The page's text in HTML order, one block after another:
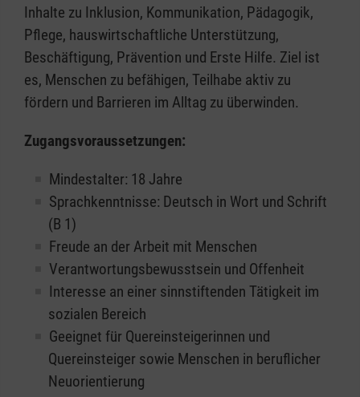
Inhalte zu Inklusion, Kommunikation, Pädagogik,
Pflege, hauswirtschaftliche Unterstützung,
Beschäftigung, Prävention und Erste Hilfe. Ziel ist
es, Menschen zu befähigen, Teilhabe aktiv zu
fördern und Barrieren im Alltag zu überwinden.
Zugangsvoraussetzungen:
Mindestalter: 18 Jahre
Sprachkenntnisse: Deutsch in Wort und Schrift
(B 1)
Freude an der Arbeit mit Menschen
Verantwortungsbewusstsein und Offenheit
Interesse an einer sinnstiftenden Tätigkeit im
sozialen Bereich
Geeignet für Quereinsteigerinnen und
Quereinsteiger sowie Menschen in beruflicher
Neuorientierung